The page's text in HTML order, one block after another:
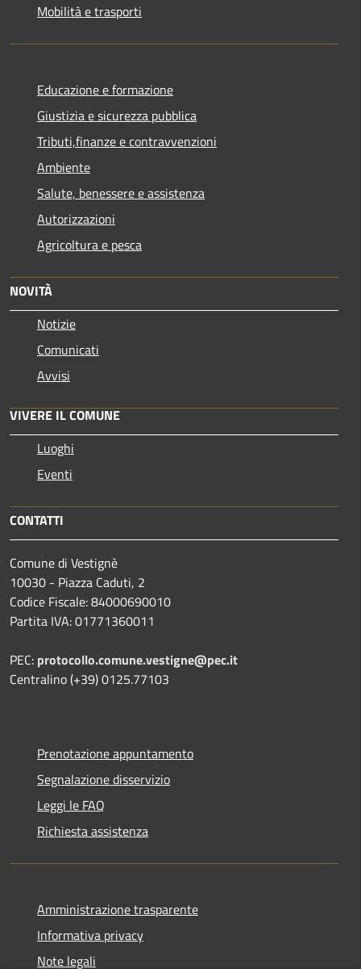
Mobilità e trasporti
Educazione e formazione
Giustizia e sicurezza pubblica
Tributi,finanze e contravvenzioni
Ambiente
Salute, benessere e assistenza
Autorizzazioni
Agricoltura e pesca
NOVITÀ
Notizie
Comunicati
Avvisi
VIVERE IL COMUNE
Luoghi
Eventi
CONTATTI
Comune di Vestignè
10030 - Piazza Caduti, 2
Codice Fiscale: 84000690010
Partita IVA: 01771360011
PEC: protocollo.comune.vestigne@pec.it
Centralino (+39) 0125.77103
Prenotazione appuntamento
Segnalazione disservizio
Leggi le FAQ
Richiesta assistenza
Amministrazione trasparente
Informativa privacy
Note legali